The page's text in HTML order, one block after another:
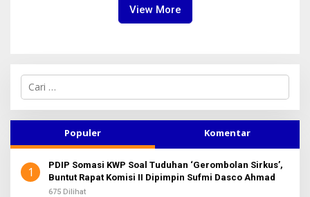
View More
C
i
n
u
k
Populer Komentar
1
PDIP Somasi KWP Soal Tuduhan ‘Gerombolan Sirkus’,
Buntut Rapat Komisi II Dipimpin Sufmi Dasco Ahmad
675 Dilihat